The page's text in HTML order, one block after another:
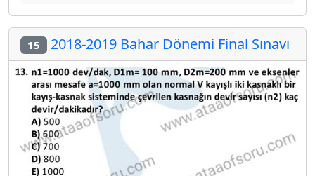
15 2018-2019 Bahar Dönemi Final Sınavı